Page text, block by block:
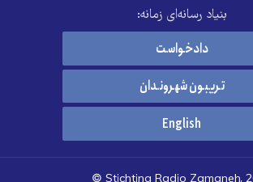
بنیاد رسانه‌ای زمانه:
دادخواست
تریبون شهروندان
English